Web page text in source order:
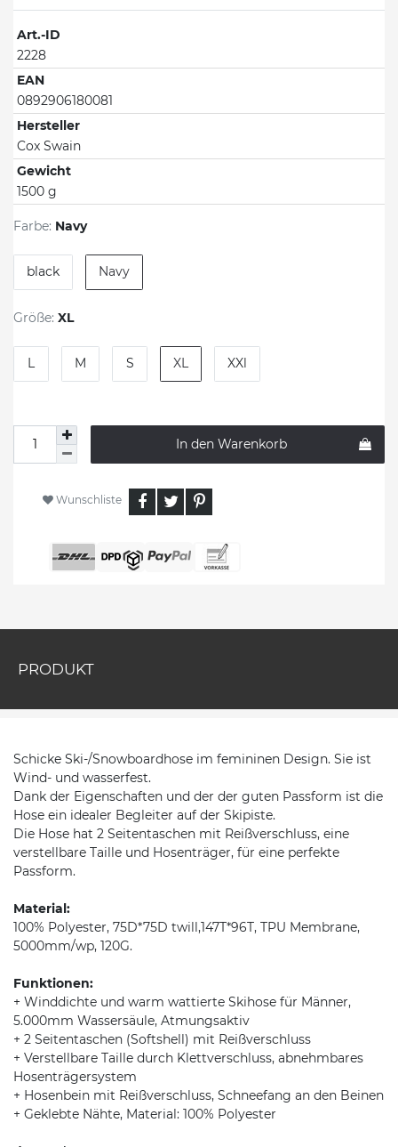
Art.-ID
2228
EAN
0892906180081
Hersteller
Cox Swain
Gewicht
1500 g
Farbe: Navy
black Navy
Größe: XL
L M S XL XXl
In den Warenkorb
Wunschliste
PRODUKT
Schicke Ski-/Snowboardhose im femininen Design. Sie ist
Wind- und wasserfest.
Dank der Eigenschaften und der der guten Passform ist die
Hose ein idealer Begleiter auf der Skipiste.
Die Hose hat 2 Seitentaschen mit Reißverschluss, eine
verstellbare Taille und Hosenträger, für eine perfekte
Passform.
Material:
100% Polyester, 75D*75D twill,147T*96T, TPU Membrane,
5000mm/wp, 120G.
Funktionen:
+ Winddichte und warm wattierte Skihose für Männer,
5.000mm Wassersäule, Atmungsaktiv
+ 2 Seitentaschen (Softshell) mit Reißverschluss
+ Verstellbare Taille durch Klettverschluss, abnehmbares
Hosenträgersystem
+ Hosenbein mit Reißverschluss, Schneefang an den Beinen
+ Geklebte Nähte, Material: 100% Polyester